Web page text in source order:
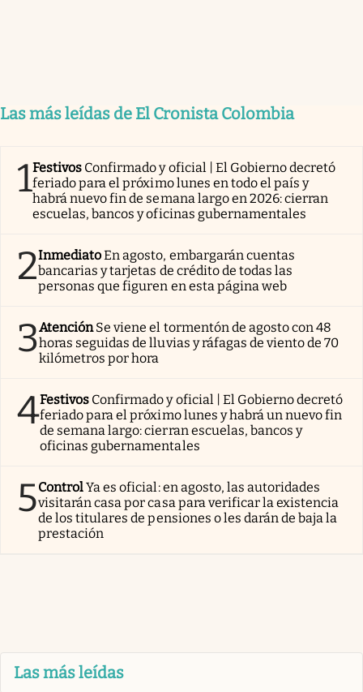
Las más leídas de El Cronista Colombia
1Festivos Confirmado y oficial | El Gobierno decretó
feriado para el próximo lunes en todo el país y
habrá nuevo fin de semana largo en 2026: cierran
escuelas, bancos y oficinas gubernamentales
2InmediatoEn agosto, embargarán cuentas
bancarias y tarjetas de crédito de todas las
personas que figuren en esta página web
3AtenciónSe viene el tormentón de agosto con 48
horas seguidas de lluvias y ráfagas de viento de 70
kilómetros por hora
4Festivos Confirmado y oficial | El Gobierno decretó
feriado para el próximo lunes y habrá un nuevo fin
de semana largo: cierran escuelas, bancos y
oficinas gubernamentales
5ControlYa es oficial: en agosto, las autoridades
visitarán casa por casa para verificar la existencia
de los titulares de pensiones o les darán de baja la
prestación
Las más leídas